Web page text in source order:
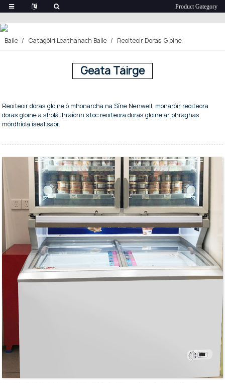
Reoiteoir Doras Gloine
Baile Catagóirí Leathanach Baile Reoiteoir Doras Gloine
Geata Táirge
Reoiteoir doras gloine ó mhonarcha na Síne Nenwell, monaróir reoiteora
doras gloine a sholáthraíonn stoc reoiteora doras gloine ar phraghas
mórdhíola íseal saor.